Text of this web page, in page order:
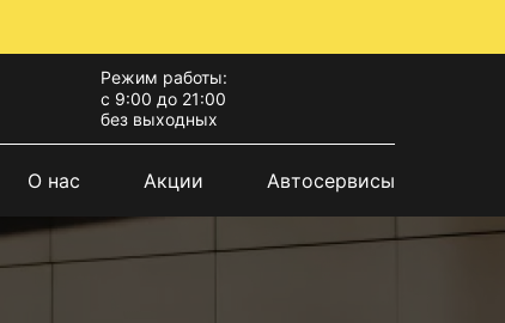
Режим работы:
с 9:00 до 21:00
без выходных
О нас Акции Автосервисы